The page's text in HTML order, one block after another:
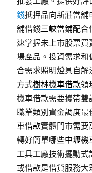
錢抵押品向新莊當舖
舖借錢三峽當鋪配合
速掌握未上市股票買
場產品。投資需求
合需求照明燈具自解
方式樹林機車借款領
機車借款需要攜帶雙
職業類別資金調度最
車借款實體門市需要
轉好簡單哪些中壢機
工具工廠技術擺動式
或借款是借貸服務大